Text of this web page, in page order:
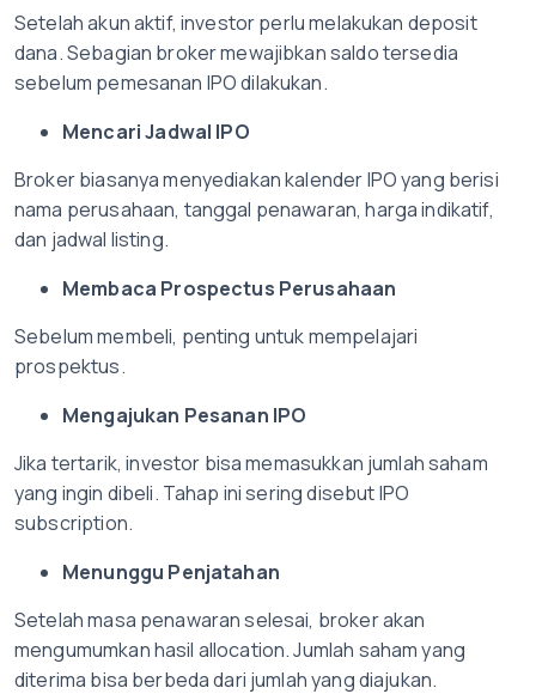
Setelah akun aktif, investor perlu melakukan deposit
dana. Sebagian broker mewajibkan saldo tersedia
sebelum pemesanan IPO dilakukan.
Mencari Jadwal IPO
Broker biasanya menyediakan kalender IPO yang berisi
nama perusahaan, tanggal penawaran, harga indikatif,
dan jadwal listing.
Membaca Prospectus Perusahaan
Sebelum membeli, penting untuk mempelajari
prospektus.
Mengajukan Pesanan IPO
Jika tertarik, investor bisa memasukkan jumlah saham
yang ingin dibeli. Tahap ini sering disebut IPO
subscription.
Menunggu Penjatahan
Setelah masa penawaran selesai, broker akan
mengumumkan hasil allocation. Jumlah saham yang
diterima bisa berbeda dari jumlah yang diajukan.